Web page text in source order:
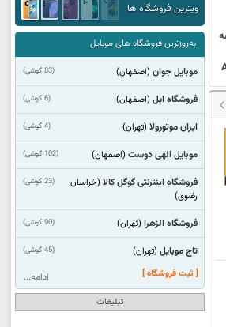
ویترین فروشگاه ها
به‌روزترین فروشگاه های موبایل
(83 گوشی) موبایل جوان (اصفهان)
(6 گوشی) فروشگاه اپل (اصفهان)
(4 گوشی) ایران موتورولا (تهران)
(102 گوشی) موبایل الهی دوست (اصفهان)
(23 گوشی) فروشگاه اینترنتی گوگل کالا (خراسان
رضوی)
(90 گوشی) فروشگاه الزهرا (تهران)
(45 گوشی) تاج موبایل (تهران)
[ ثبت فروشگاه ]
ادامه...
تبلیغات